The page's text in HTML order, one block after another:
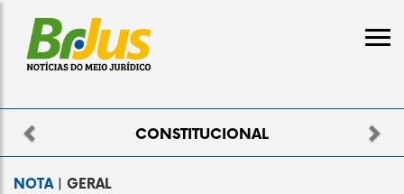
ELEITORAL
Previous
NOTA| GERAL